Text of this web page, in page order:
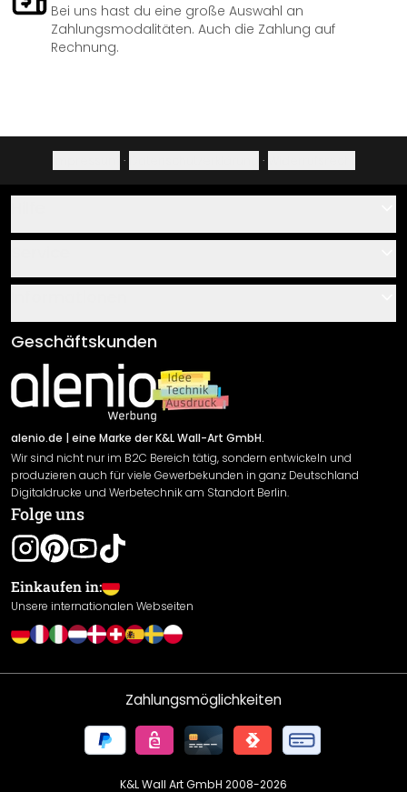
Bei uns hast du eine große Auswahl an
Zahlungsmodalitäten. Auch die Zahlung auf
Rechnung.
· ·
Über uns
Klebe- und Montageanleitungen
Newsletter An-/Abmeldung
Sendungsverfolgung
AGB
Impressum
Versand & Zahlung
Rücksendung
Widerrufsrecht
Datenschutzerklärung
Gewährleistung
Leistungserklärung / CE-Zeichen
Cookie Einstellungen
Geschäftskunden
alenio.de | eine Marke der K&L Wall-Art GmbH.
Wir sind nicht nur im B2C Bereich tätig, sondern entwickeln und
produzieren auch für viele Gewerbekunden in ganz Deutschland
Digitaldrucke und Werbetechnik am Standort Berlin.
Folge uns
Einkaufen in:
Unsere internationalen Webseiten
Zahlungsmöglichkeiten
K&L Wall Art GmbH 2008-2026